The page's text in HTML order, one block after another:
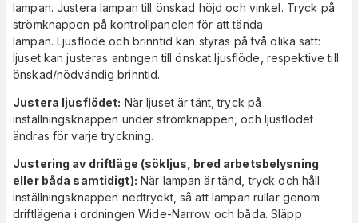
lampan. Justera lampan till önskad höjd och vinkel. Tryck på
strömknappen på kontrollpanelen för att tända
lampan. Ljusflöde och brinntid kan styras på två olika sätt:
ljuset kan justeras antingen till önskat ljusflöde, respektive till
önskad/nödvändig brinntid.
Justera ljusflödet: När ljuset är tänt, tryck på
inställningsknappen under strömknappen, och ljusflödet
ändras för varje tryckning.
Justering av driftläge (sökljus, bred arbetsbelysning
eller båda samtidigt): När lampan är tänd, tryck och håll
inställningsknappen nedtryckt, så att lampan rullar genom
driftlägena i ordningen Wide-Narrow och båda. Släpp